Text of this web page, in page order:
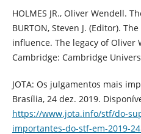
HOLMES JR., Oliver Wendell.
BURTON, Steven J. (Editor).
influence. The legacy of Oliver
Cambridge: Cambridge
JOTA: Os julgamentos mais
Brasília, 24 dez. 2019.
https://www.jota.info/stf/do-
importantes-do-stf-em-2019-